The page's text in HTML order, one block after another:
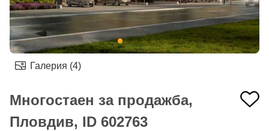
Галерия (4)
Многостаен за продажба,
Пловдив, ID 602763